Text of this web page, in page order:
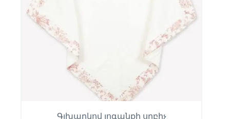
Գլխարկով լոգանքի սրբիչ